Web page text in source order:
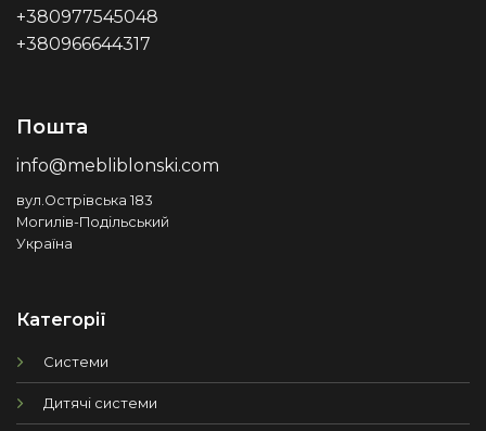
+380977545048
+380966644317
Пошта
info@mebliblonski.com
вул.Острівська 183
Могилів-Подільський
Україна
Категорії
Системи
Дитячі системи